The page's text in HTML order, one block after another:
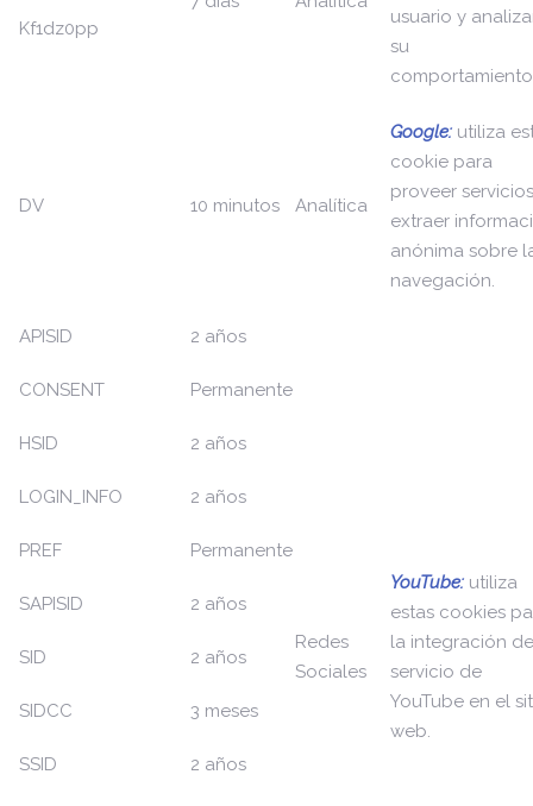
Kf1dz0pp
usuario y
su
DV 10 minutos Analítica
Google: utiliza
cookie para
proveer
extraer
anónima sobre
navegación.
APISID
CONSENT
HSID
LOGIN_INFO
PREF
SAPISID
SID
SIDCC
SSID
2 años
Permanente
2 años
2 años
Permanente
2 años
2 años
3 meses
2 años
Redes
Sociales
YouTube: utiliza
estas cookies
la integración
servicio de
YouTube en el
web.